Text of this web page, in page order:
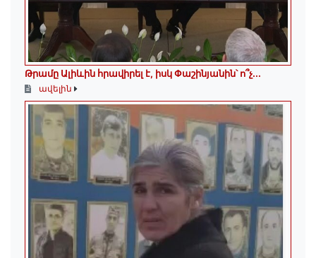
Թրամը Ալիևին հրավիրել է, իսկ Փաշինյանին՝ ո՞չ․․․
ավելին